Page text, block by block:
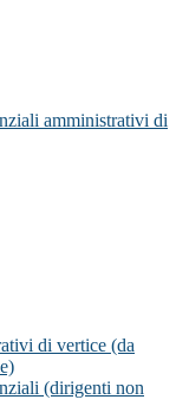
amministrativi di
di vertice (da
(dirigenti non